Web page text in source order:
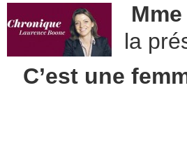
la
C’est une